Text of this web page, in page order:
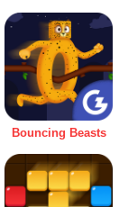
Bouncing Beasts